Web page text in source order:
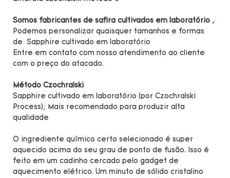
Somos fabricantes de safira cultivados em laboratório ,
Podemos personalizar quaisquer tamanhos e formas
de Sapphire cultivado em laboratório
Entre em contato com nosso atendimento ao cliente
com o preço do atacado.
Método Czochralski
Sapphire cultivado em laboratório (por Czochralski
Process); Mais recomendado para produzir alta
qualidade
O ingrediente químico certo selecionado é super
aquecido acima do seu grau de ponto de fusão. Isso é
feito em um cadinho cercado pelo gadget de
aquecimento elétrico. Um minuto de sólido cristalino